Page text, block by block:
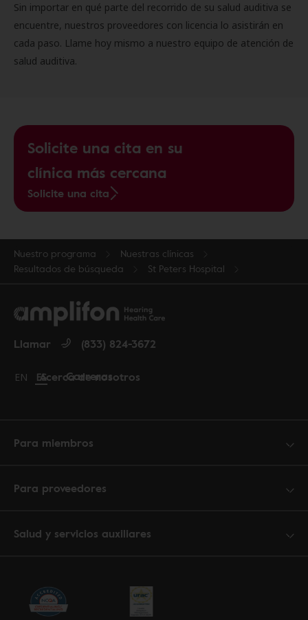
Sin importar en qué parte del recorrido de su salud auditiva se
encuentre, nuestros proveedores con licencia lo asistirán en
cada paso. Llame hoy mismo a nuestro equipo de atención de
salud auditiva.
Solicite una cita en su
clínica más cercana
Solicite una cita
Nuestro programa
Nuestras clínicas
Resultados de búsqueda
St Peters Hospital
Acerca de nosotros
Carreras
Llamar (833) 824-3672
Change language to English
EN Cambiar idioma a español
ES
Para miembros
Para proveedores
Salud y servicios auxiliares